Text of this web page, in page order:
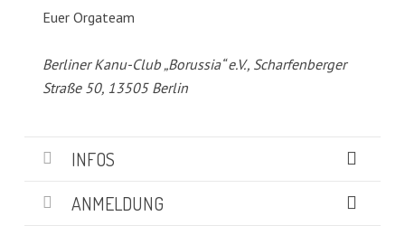
Euer Orgateam
Berliner Kanu-Club „Borussia“ e.V., Scharfenberger
Straße 50, 13505 Berlin
INFOS
ANMELDUNG